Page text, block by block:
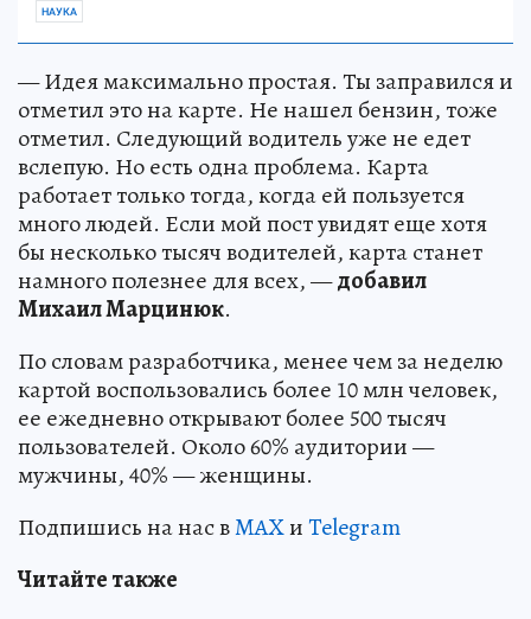
НАУКА
— Идея максимально простая. Ты заправился и
отметил это на карте. Не нашел бензин, тоже
отметил. Следующий водитель уже не едет
вслепую. Но есть одна проблема. Карта
работает только тогда, когда ей пользуется
много людей. Если мой пост увидят еще хотя
бы несколько тысяч водителей, карта станет
намного полезнее для всех, —добавил
Михаил Марцинюк.
По словам разработчика, менее чем за неделю
картой воспользовались более 10 млн человек,
ее ежедневно открывают более 500 тысяч
пользователей. Около 60% аудитории —
мужчины, 40% — женщины.
Подпишись на нас вMAXиTelegram
Читайте также